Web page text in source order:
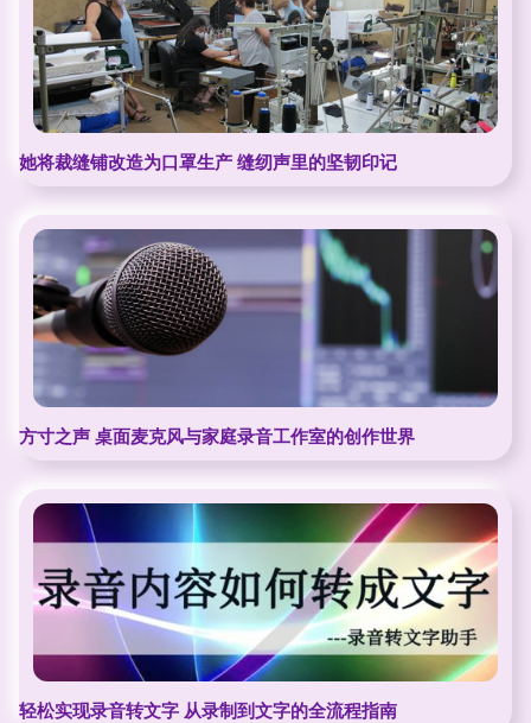
她将裁缝铺改造为口罩生产 缝纫声里的坚韧印记
方寸之声 桌面麦克风与家庭录音工作室的创作世界
轻松实现录音转文字 从录制到文字的全流程指南